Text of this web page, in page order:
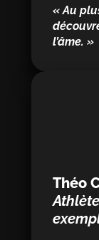
« Au
l’âme. »
Théo